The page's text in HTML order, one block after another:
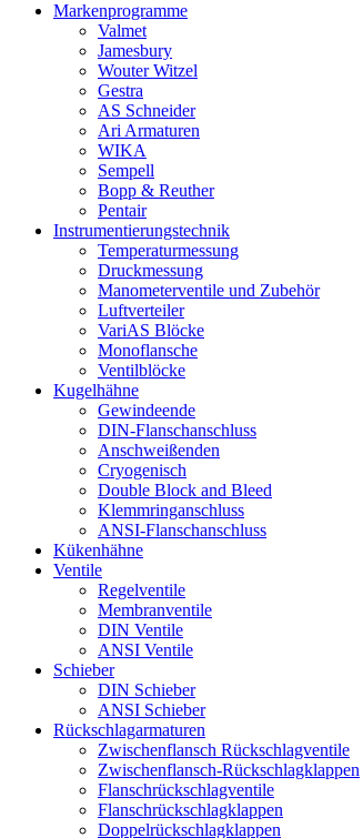
Markenprogramme
Valmet
Jamesbury
Wouter Witzel
Gestra
AS Schneider
Ari Armaturen
WIKA
Sempell
Bopp & Reuther
Pentair
Instrumentierungs­technik
Temperaturmessung
Druckmessung
Manometerventile und Zubehör
Luftverteiler
VariAS Blöcke
Monoflansche
Ventilblöcke
Kugelhähne
Gewindeende
DIN-Flanschanschluss
Anschweißenden
Cryogenisch
Double Block and Bleed
Klemmringanschluss
ANSI-Flanschanschluss
Kükenhähne
Ventile
Regelventile
Membranventile
DIN Ventile
ANSI Ventile
Schieber
DIN Schieber
ANSI Schieber
Rückschlag­armaturen
Zwischenflansch Rückschlagventile
Zwischenflansch-Rückschlagklappen
Flanschrückschlagventile
Flanschrückschlagklappen
Doppelrückschlagklappen